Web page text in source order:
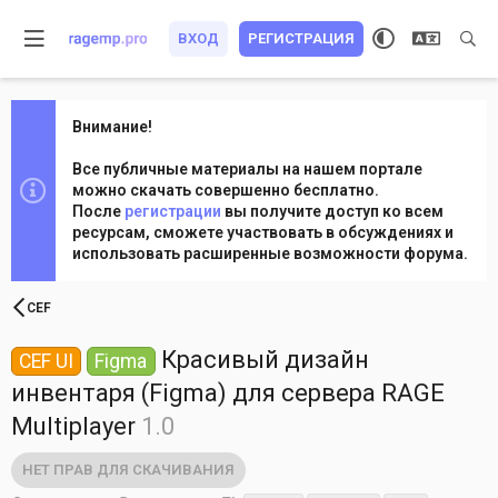
ВХОД РЕГИСТРАЦИЯ
Внимание!
Все публичные материалы на нашем портале
можно скачать совершенно бесплатно.
После регистрации вы получите доступ ко всем
ресурсам, сможете участвовать в обсуждениях и
использовать расширенные возможности форума.
CEF
CEF UI Figma Красивый дизайн
инвентаря (Figma) для сервера RAGE
Multiplayer 1.0
НЕТ ПРАВ ДЛЯ СКАЧИВАНИЯ